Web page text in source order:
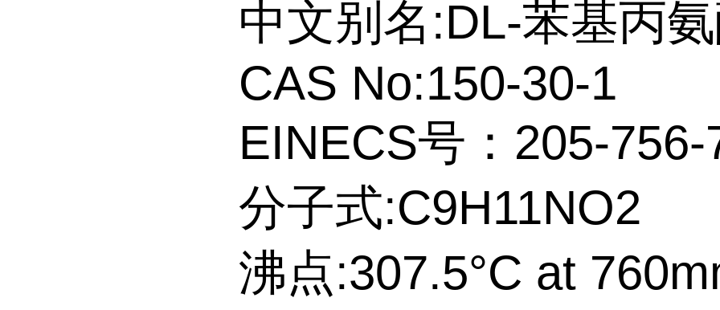
中文别名:DL-苯基丙
CAS No:150-30-1
EINECS号：205-756-
分子式:C9H11NO2
沸点:307.5°C at